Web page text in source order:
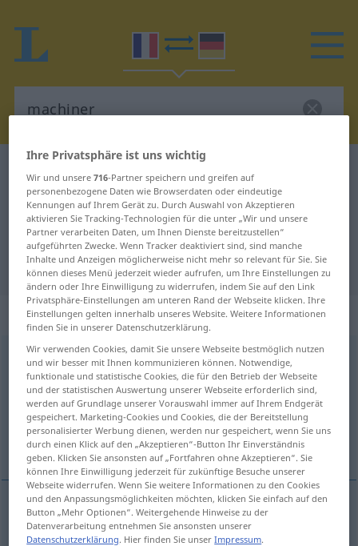
Französisch-Deutsch Übersetzung
für "machiner"
"machiner" Deutsch Übersetzung
„machiner“: verbe transitif
machiner [maʃine]v/t
Übersicht aller Übersetzungen
(Für mehr Details die Übersetzung anklicken/antippen)
anzetteln
anzetteln machiner
Ihre Privatsphäre ist uns wichtig
Wir und unsere716-Partner speichern und greifen auf
personenbezogene Daten wie Browserdaten oder eindeutige
Kennungen auf Ihrem Gerät zu. Durch Auswahl von Akzeptieren
aktivieren Sie Tracking-Technologien für die unter „Wir und unsere
Partner verarbeiten Daten, um Ihnen Dienste bereitzustellen“
aufgeführten Zwecke. Wenn Tracker deaktiviert sind, sind manche
Inhalte und Anzeigen möglicherweise nicht mehr so relevant für Sie. Sie
können dieses Menü jederzeit wieder aufrufen, um Ihre Einstellungen zu
ändern oder Ihre Einwilligung zu widerrufen, indem Sie auf den Link
Privatsphäre-Einstellungen am unteren Rand der Webseite klicken. Ihre
Einstellungen gelten innerhalb unseres Website. Weitere Informationen
finden Sie in unserer Datenschutzerklärung.
Wir verwenden Cookies, damit Sie unsere Webseite bestmöglich nutzen
und wir besser mit Ihnen kommunizieren können. Notwendige,
funktionale und statistische Cookies, die für den Betrieb der Webseite
und der statistischen Auswertung unserer Webseite erforderlich sind,
werden auf Grundlage unserer Vorauswahl immer auf Ihrem Endgerät
gespeichert. Marketing-Cookies und Cookies, die der Bereitstellung
personalisierter Werbung dienen, werden nur gespeichert, wenn Sie uns
durch einen Klick auf den „Akzeptieren“-Button Ihr Einverständnis
geben. Klicken Sie ansonsten auf „Fortfahren ohne Akzeptieren“. Sie
können Ihre Einwilligung jederzeit für zukünftige Besuche unserer
Webseite widerrufen. Wenn Sie weitere Informationen zu den Cookies
und den Anpassungsmöglichkeiten möchten, klicken Sie einfach auf den
Button „Mehr Optionen“. Weitergehende Hinweise zu der
Datenverarbeitung entnehmen Sie ansonsten unserer
Datenschutzerklärung. Hier finden Sie unserImpressum.